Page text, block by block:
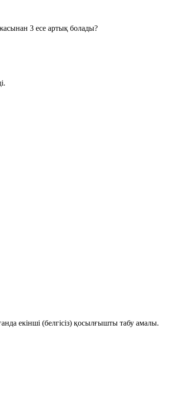
3 есе артық болады?
екінші (белгісіз) қосылғышты табу амалы.